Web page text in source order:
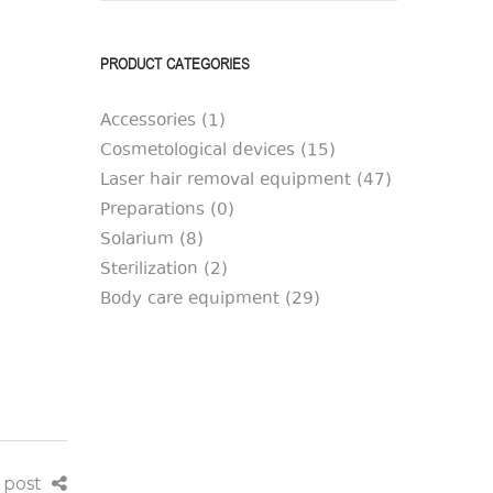
post
PRODUCT CATEGORIES
Accessories (1)
Cosmetological devices (15)
Laser hair removal equipment (47)
Preparations (0)
Solarium (8)
Sterilization (2)
Body care equipment (29)